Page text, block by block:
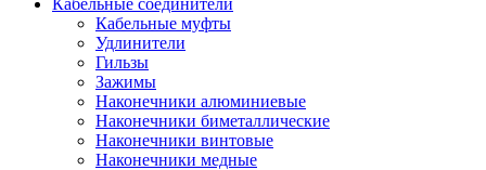
Кабельные муфты
Удлинители
Гильзы
Зажимы
Наконечники алюминиевые
Наконечники биметаллические
Наконечники винтовые
Наконечники медные